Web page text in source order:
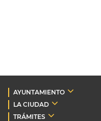
AYUNTAMIENTO
LA CIUDAD
TRÁMITES